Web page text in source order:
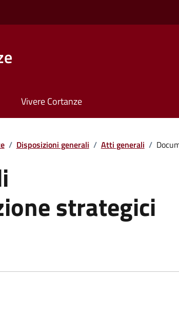
Vivere Cortanze
/ Disposizioni generali / Atti generali /
strategici